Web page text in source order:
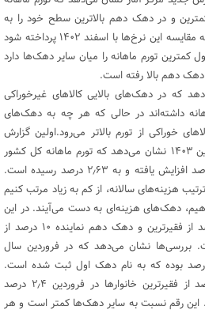
و در دهک دهم بالاترین سطح خود را به
ثبت رسانده است. با این حال، اگر به مقایسه این نرخ‌ها با اسفند ۱۴۰۲ پرداخته شود
تورم ماهانه را میان سایر دهک‌ها دارد
دهک دهم بالا رفته است.
که در دهک‌های بالایی کالاهای غیرخوراکی
داشته‌اند در حالی که هر چه به دهک‌های
خوراکی از تورم بالاتر می‌رود.اولین گزارش
مرکز آمار از وضعیت تورم در فروردین ۱۴۰۳ نشان می‌دهد که تورم ماهانه کل کشور
نسبت به اسفند ماه ۰٫۶۳ واحد درصد افزایش یافته و به ۲٫۶۳ درصد رسیده است.
هزینه‌‌های سالانه، از کم به زیاد مرتب کنیم
دهیم، دهک‌های هزینه‌ای به دست می‌آیند. در این
دهک‌ها، دهک اول نماینده ۱۰ درصد از فقیرترین و دهک دهم نماینده ۱۰ درصد از
بررسی‌ها نشان می‌دهد که در فروردین سال
کم‌ترین تورم ماهانه ۲٫۴۴ درصد بوده که به نام دهک اول ثبت شده است.
بنابراین قیمت سبد مصرف ۱۰ درصد از فقیرترین خانوارها در فروردین ۲٫۴ درصد
این رقم نسبت به سایر دهک‌ها کمتر است و هر